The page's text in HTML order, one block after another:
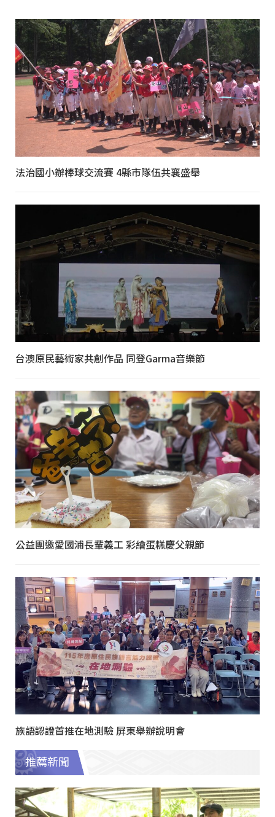
法治國小辦棒球交流賽 4縣市隊伍共襄盛舉
台澳原民藝術家共創作品 同登Garma音樂節
公益團邀愛國浦長輩義工 彩繪蛋糕慶父親節
族語認證首推在地測驗 屏東舉辦說明會
推薦新聞